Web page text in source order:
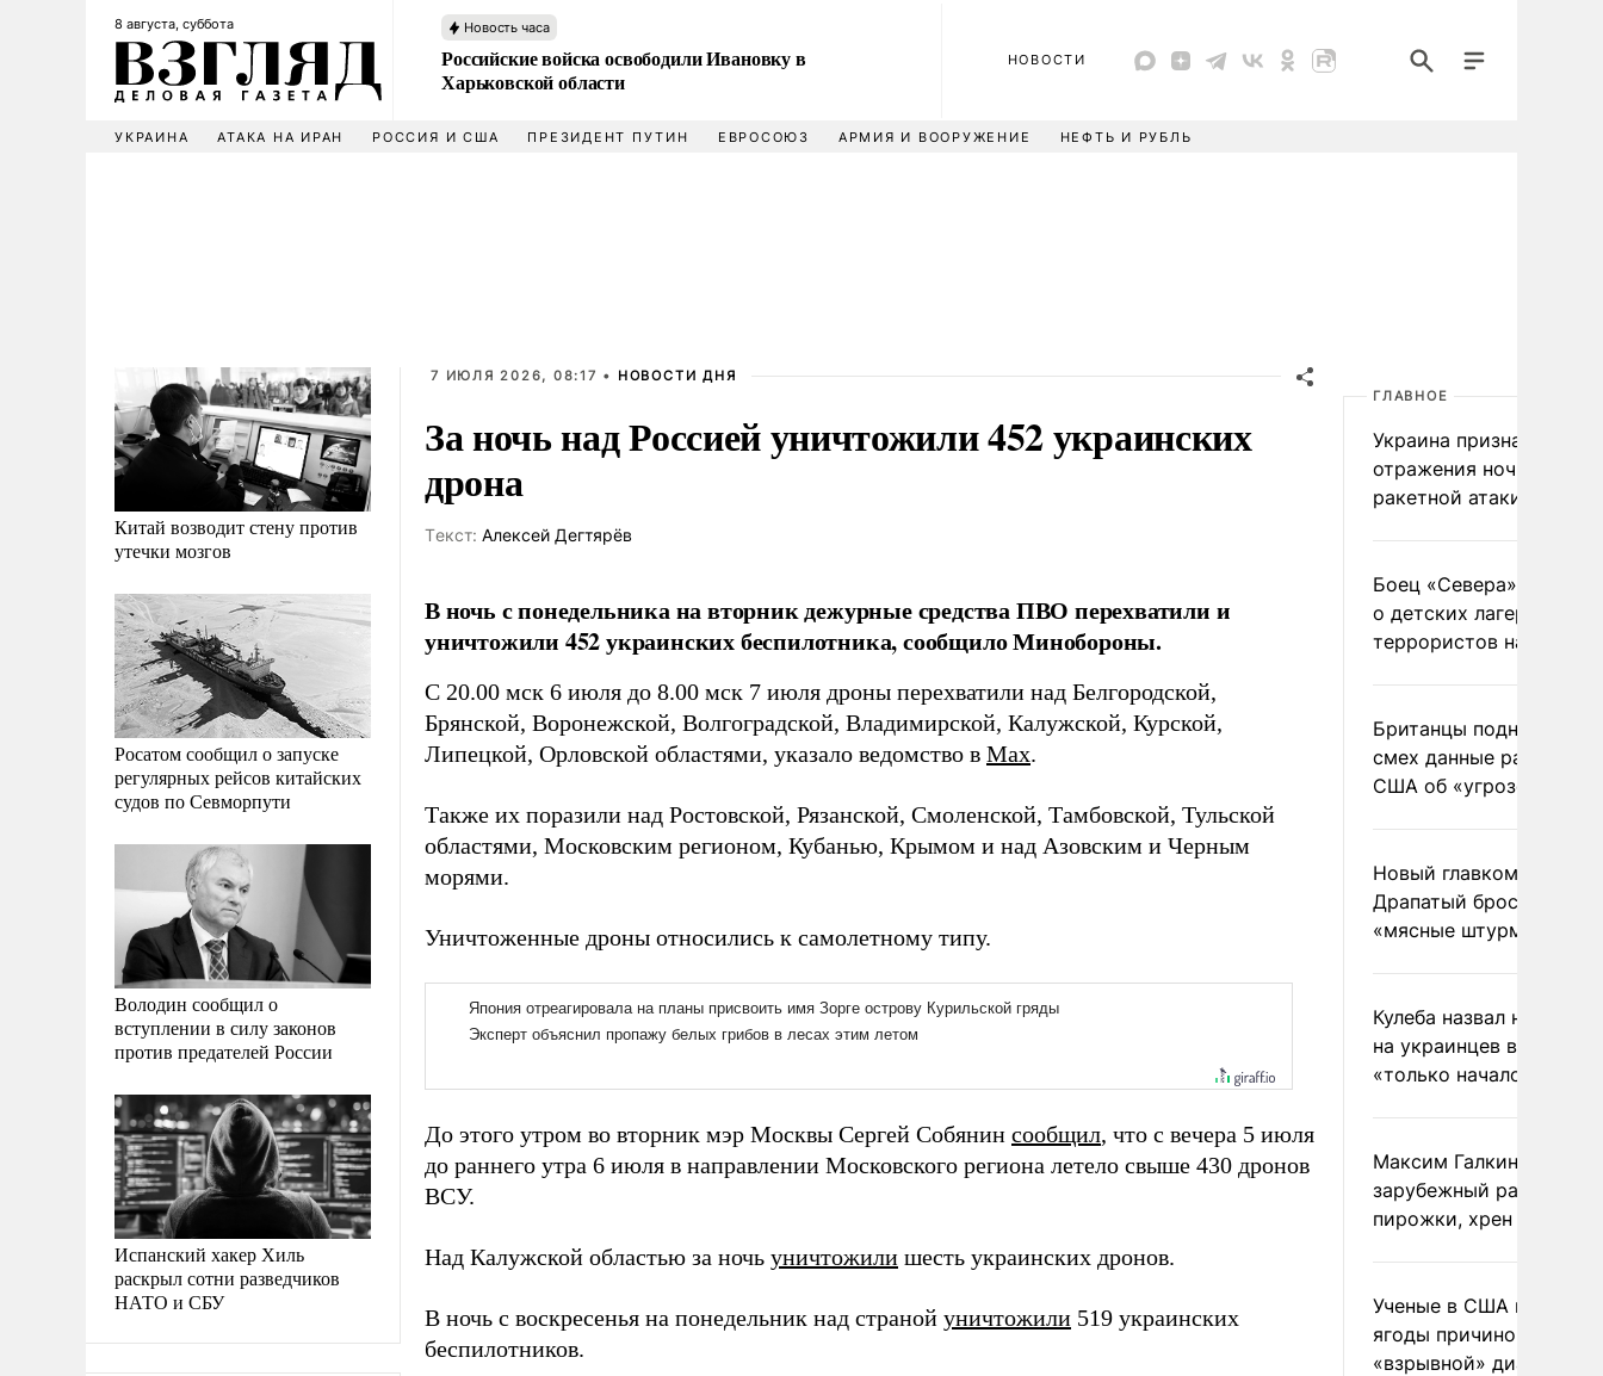
8 августа, суббота Новость часа
Российские войска освободили Ивановку в
Харьковской области
НОВОСТИ
УКРАИНА АТАКА НА ИРАН РОССИЯ И США ПРЕЗИДЕНТ ПУТИН ЕВРОСОЮЗ АРМИЯ И ВООРУЖЕНИЕ НЕФТЬ И РУБЛЬ
Китай возводит стену против
утечки мозгов
Росатом сообщил о запуске
регулярных рейсов китайских
судов по Севморпути
Володин сообщил о
вступлении в силу законов
против предателей России
Испанский хакер Хиль
раскрыл сотни разведчиков
НАТО и СБУ
7 ИЮЛЯ 2026, 08:17 • НОВОСТИ ДНЯ
За ночь над Россией уничтожили 452 украинских
дрона
Tекст: Алексей Дегтярёв
В ночь с понедельника на вторник дежурные средства ПВО перехватили и
уничтожили 452 украинских беспилотника, сообщило Минобороны.
С 20.00 мск 6 июля до 8.00 мск 7 июля дроны перехватили над Белгородской,
Брянской, Воронежской, Волгоградской, Владимирской, Калужской, Курской,
Липецкой, Орловской областями, указало ведомство в Max.
Также их поразили над Ростовской, Рязанской, Смоленской, Тамбовской, Тульской
областями, Московским регионом, Кубанью, Крымом и над Азовским и Черным
морями.
Уничтоженные дроны относились к самолетному типу.
До этого утром во вторник мэр Москвы Сергей Собянин сообщил, что с вечера 5 июля
до раннего утра 6 июля в направлении Московского региона летело свыше 430 дронов
ВСУ.
Над Калужской областью за ночь уничтожили шесть украинских дронов.
В ночь с воскресенья на понедельник над страной уничтожили 519 украинских
беспилотников.
ГЛАВНОЕ
Украина признала
отражения ночной
ракетной атаки
Боец «Севера»
о детских лагерях
террористов на
Британцы подняли на
смех данные разведки
США об «угрозе
Новый главком ВСУ
Драпатый бросил
«мясные штурмы»
Кулеба назвал
на украинцев в Польше
«только началом»
Максим Галкин
зарубежный райдер
пирожки, хрен и морс
Ученые в США назвали
ягоды причиной
«взрывной» диареи